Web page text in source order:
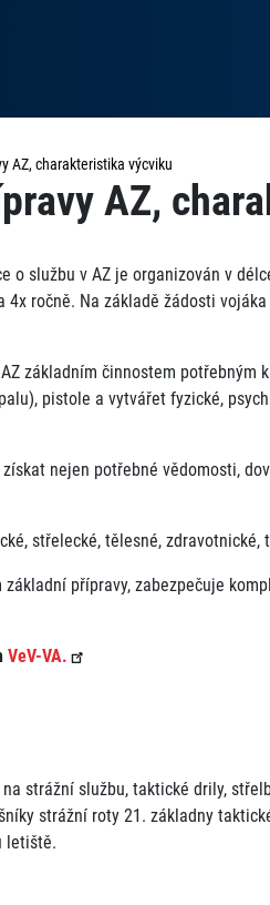
AZ, charakteristika výcviku
AZ,
o službu v AZ je organizován v
4x ročně. Na základě žádosti
základním činnostem potřebným
pistole a vytvářet fyzické,
nejen potřebné vědomosti,
střelecké, tělesné, zdravotnické,
přípravy, zabezpečuje
VeV-VA.
strážní službu, taktické drily,
strážní roty 21. základny
letiště.